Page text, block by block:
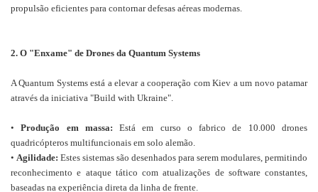
propulsão eficientes para contornar defesas aéreas modernas.
2. O "Enxame" de Drones da Quantum Systems
A Quantum Systems está a elevar a cooperação com Kiev a um novo patamar
através da iniciativa "Build with Ukraine".
•Produção em massa: Está em curso o fabrico de 10.000 drones
quadricópteros multifuncionais em solo alemão.
• Agilidade: Estes sistemas são desenhados para serem modulares, permitindo
reconhecimento e ataque tático com atualizações de software constantes,
baseadas na experiência direta da linha de frente.